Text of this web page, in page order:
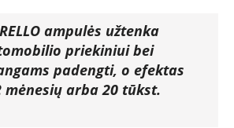
ampulės užtenka
priekiniui bei
padengti, o efektas
mėnesių arba 20 tūkst.